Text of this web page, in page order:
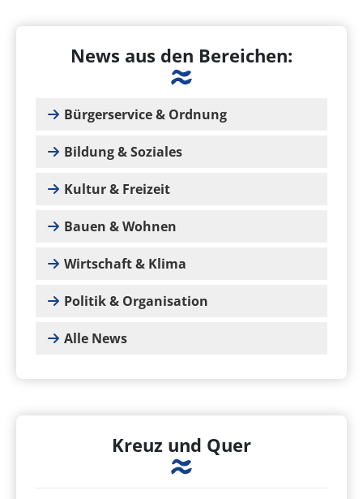
News aus den Bereichen:
Bürgerservice & Ordnung
Bildung & Soziales
Kultur & Freizeit
Bauen & Wohnen
Wirtschaft & Klima
Politik & Organisation
Alle News
Kreuz und Quer